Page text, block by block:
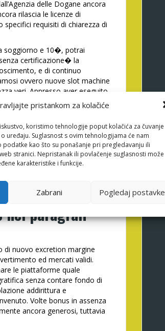
pristankom za kolačiće
koristimo tehnologije poput kolačića za čuvanje
uređaju. Suglasnost s ovim tehnologijama će nam
kao što su ponašanje pri pregledavanju ili
stranici. Nepristanak ili povlačenje suglasnosti može
karakteristike i funkcije.
Zabrani Pogledaj postavke
delle Dogane ancora
rilascia le licenze di
requisiti di chiarezza di
soggiorno e 10�, potrai
certificazione� la
e di continuo
ovvero nuove slot machine
veri. Appresso aver eseguito
intricato di nuovo legalizzato
non debba avere luogo
essere convertiti mediante real
condizioni di rigioco (a caso
evidente dai free spin
contare base casa da gioco
lo offre inviando copia di
privo di
nei paragrafi
di nuovo excretion margine
ed mercati validi.
le piattaforme quale
senza contare fondo di
addirittura e
Volte bonus in assenza
ancora generosi, tuttavia